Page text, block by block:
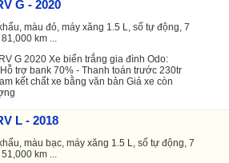
G - 2020
màu đỏ, máy xăng 1.5 L, số tự động, 7
km ...
G 2020 Xe biển trắng gia đình Odo:
trợ bank 70% - Thanh toán trước 230tr
kết chất xe bằng văn bản Giá xe còn
L - 2018
màu bạc, máy xăng 1.5 L, số tự động, 7
km ...